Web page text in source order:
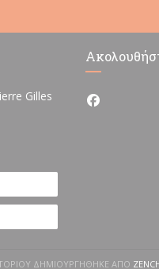
Gilles
Facebook
ΔΗΜΙΟΥΡΓΉΘΗΚΕ ΑΠΌ